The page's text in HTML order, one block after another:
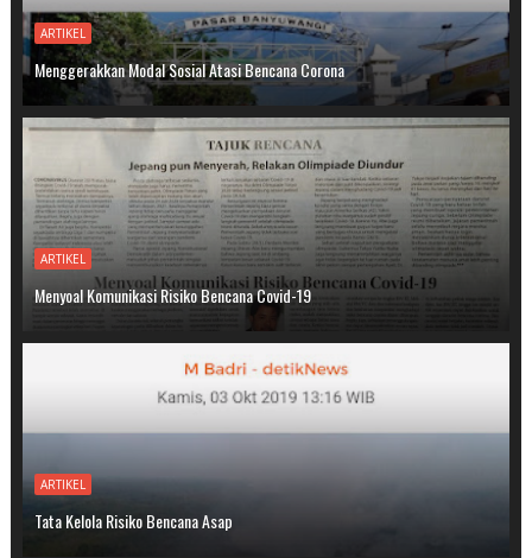
ARTIKEL
Menggerakkan Modal Sosial Atasi Bencana Corona
ARTIKEL
Menyoal Komunikasi Risiko Bencana Covid-19
ARTIKEL
Tata Kelola Risiko Bencana Asap